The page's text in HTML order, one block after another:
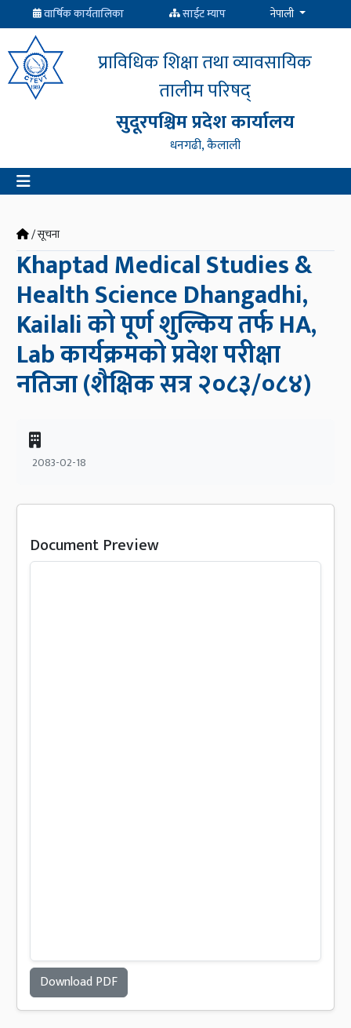
वार्षिक कार्यतालिका साईट म्याप नेपाली
प्राविधिक शिक्षा तथा व्यावसायिक
तालीम परिषद्
सुदूरपश्चिम प्रदेश कार्यालय
धनगढी, कैलाली
/ सूचना
Khaptad Medical Studies &
Health Science Dhangadhi,
Kailali को पूर्ण शुल्किय तर्फ HA,
Lab कार्यक्रमको प्रवेश परीक्षा
नतिजा (शैक्षिक सत्र २०८३/०८४)
2083-02-18
Document Preview
Download PDF